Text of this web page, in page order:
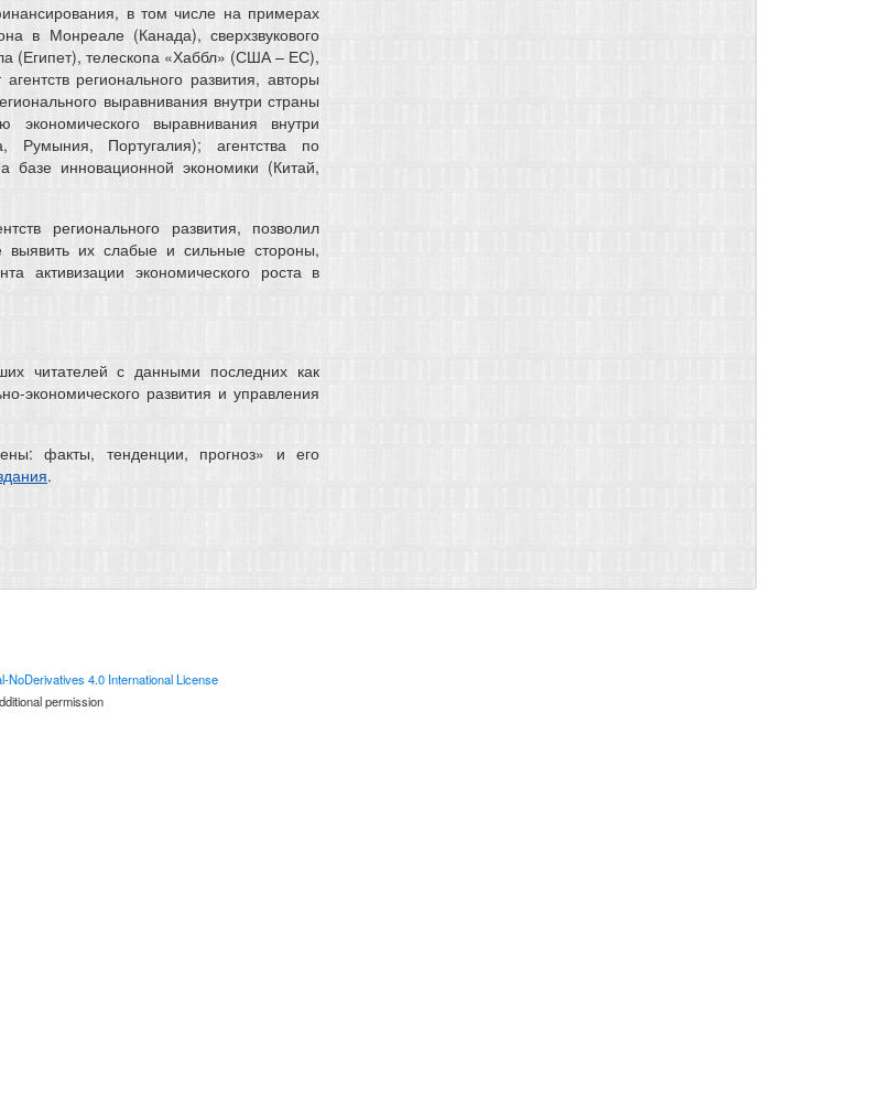
в том числе на примерах
в Монреале (Канада), сверхзвукового
(Египет), телескопа «Хаббл» (США – ЕС),
регионального развития, авторы
выравнивания внутри страны
выравнивания внутри
Румыния, Португалия); агентства по
инновационной экономики (Китай,
регионального развития, позволил
выявить их слабые и сильные стороны,
активизации экономического роста в
читателей с данными последних как
экономического развития и управления
факты, тенденции, прогноз» и его
.
NoDerivatives 4.0 International License
permission